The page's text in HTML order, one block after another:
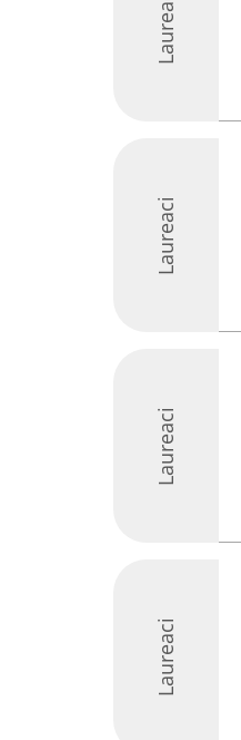
Laureaci
Laureaci
Laureaci
Laureaci